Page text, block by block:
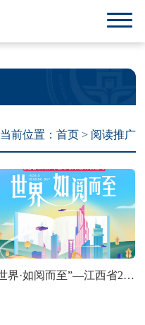
当前位置： 首页> 阅读推广
“世界·如阅而至”—江西省2025年世界读书日共读活动正式开启！